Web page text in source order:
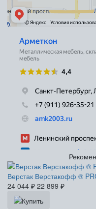
Верстак Верстакофф ®
24 044 ₽ 22 899 ₽